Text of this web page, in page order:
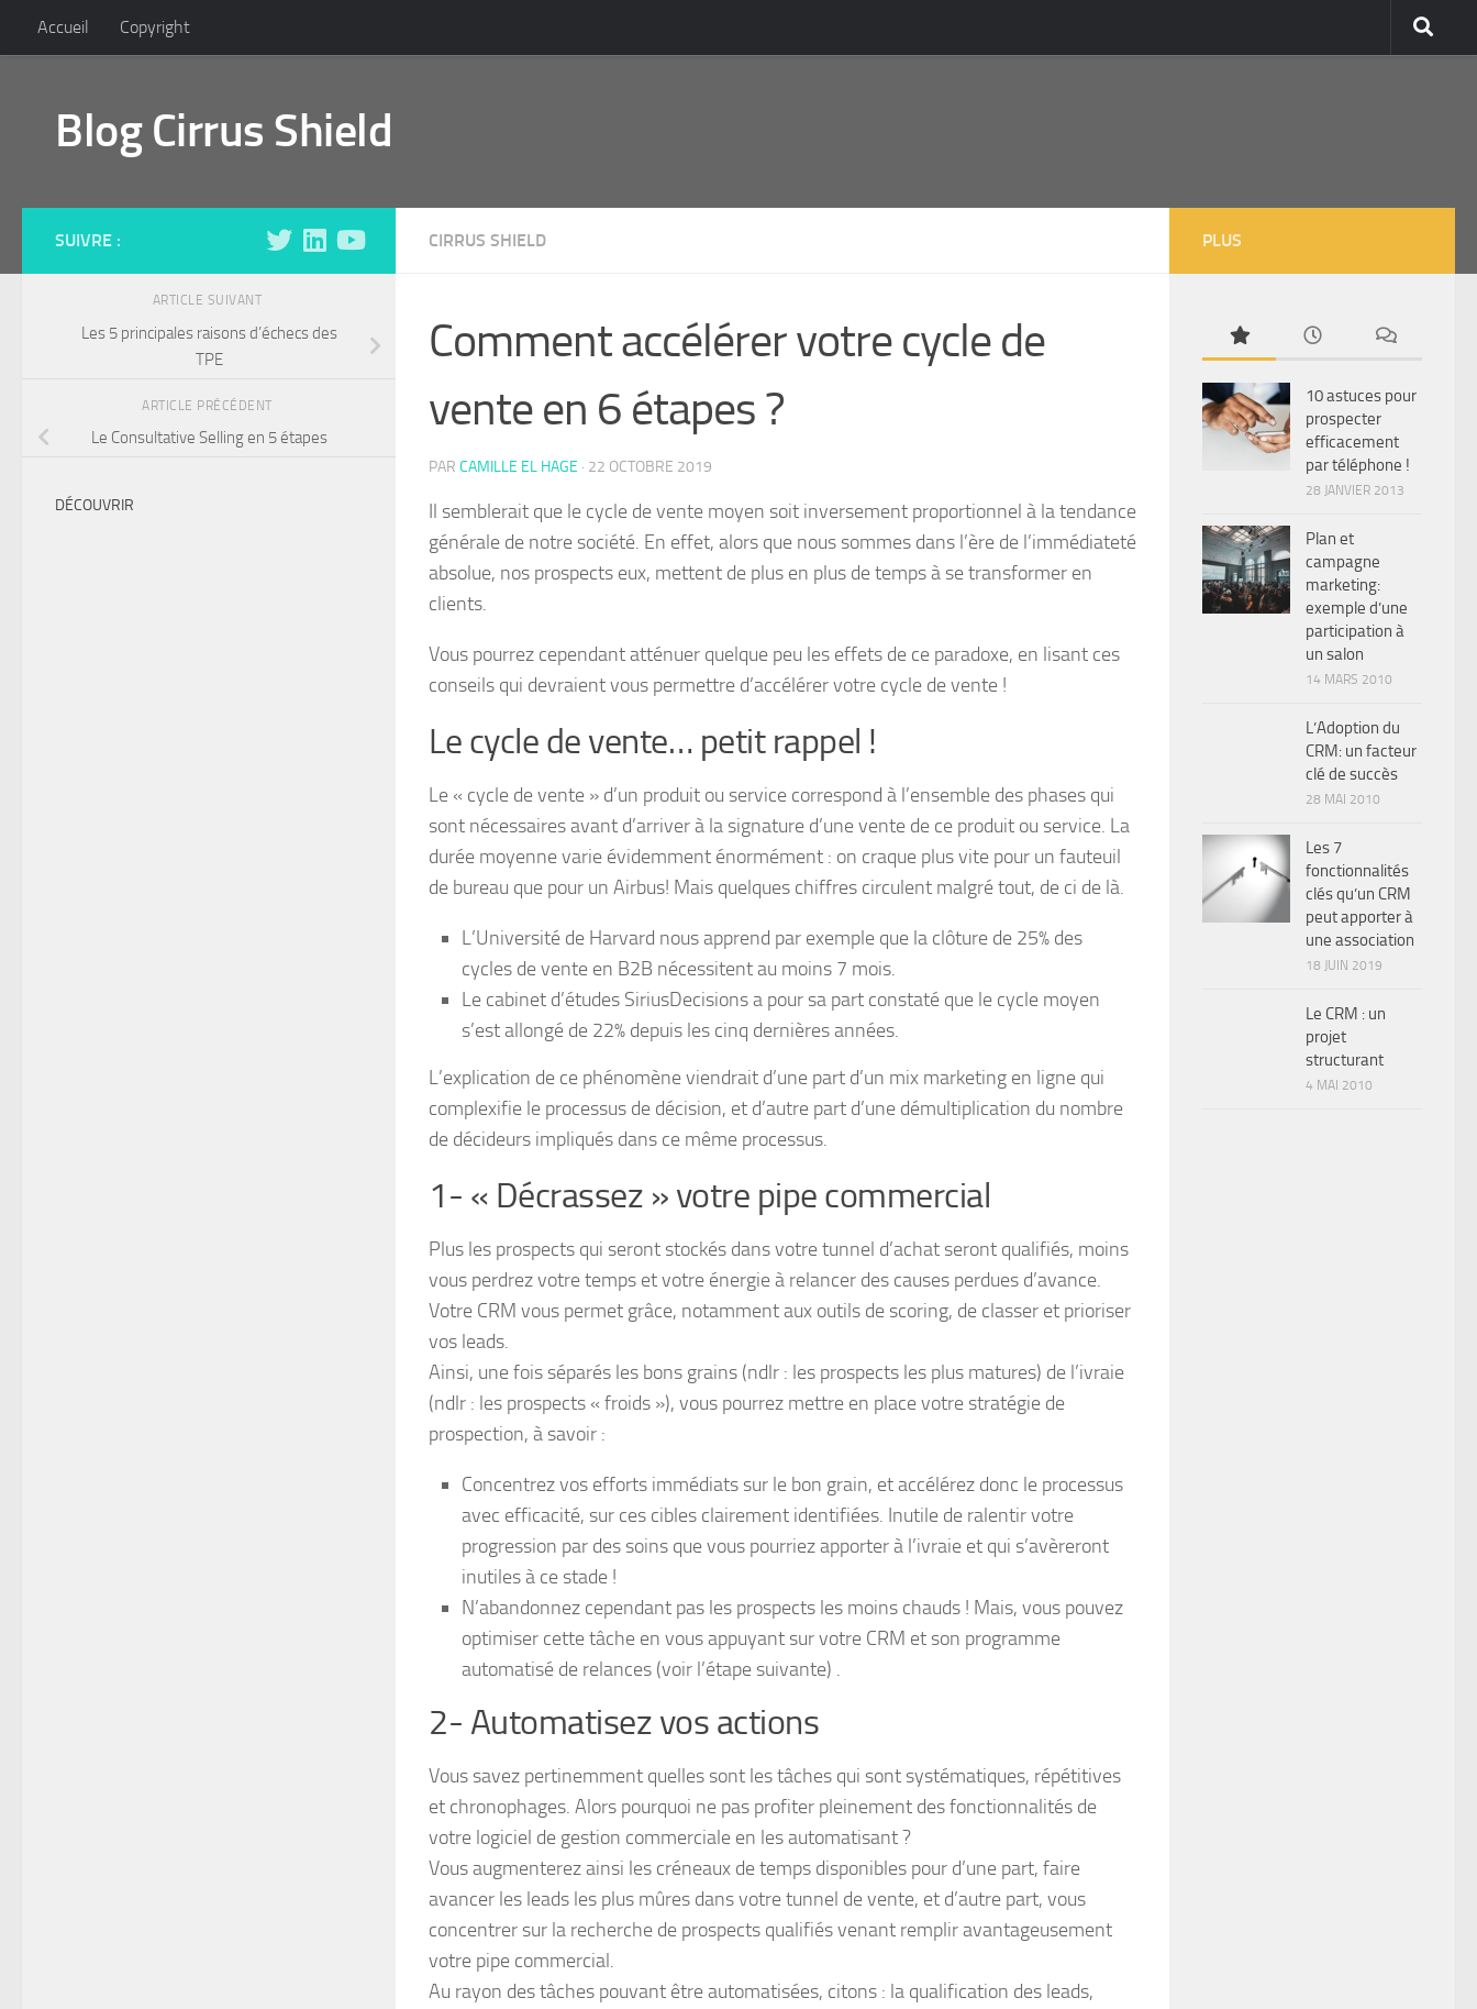
Skip to content
Accueil Copyright
Blog Cirrus Shield
CIRRUS SHIELD
Comment accélérer votre cycle de
vente en 6 étapes ?
PAR CAMILLE EL HAGE · 22 OCTOBRE 2019
Il semblerait que le cycle de vente moyen soit inversement proportionnel à la tendance
générale de notre société. En effet, alors que nous sommes dans l’ère de l’immédiateté
absolue, nos prospects eux, mettent de plus en plus de temps à se transformer en
clients.
Vous pourrez cependant atténuer quelque peu les effets de ce paradoxe, en lisant ces
conseils qui devraient vous permettre d’accélérer votre cycle de vente !
Le cycle de vente… petit rappel !
Le « cycle de vente » d’un produit ou service correspond à l’ensemble des phases qui
sont nécessaires avant d’arriver à la signature d’une vente de ce produit ou service. La
durée moyenne varie évidemment énormément : on craque plus vite pour un fauteuil
de bureau que pour un Airbus! Mais quelques chiffres circulent malgré tout, de ci de là.
L’Université de Harvard nous apprend par exemple que la clôture de 25% des
cycles de vente en B2B nécessitent au moins 7 mois.
Le cabinet d’études SiriusDecisions a pour sa part constaté que le cycle moyen
s’est allongé de 22% depuis les cinq dernières années.
L’explication de ce phénomène viendrait d’une part d’un mix marketing en ligne qui
complexifie le processus de décision, et d’autre part d’une démultiplication du nombre
de décideurs impliqués dans ce même processus.
1- « Décrassez » votre pipe commercial
Plus les prospects qui seront stockés dans votre tunnel d’achat seront qualifiés, moins
vous perdrez votre temps et votre énergie à relancer des causes perdues d’avance.
Votre CRM vous permet grâce, notamment aux outils de scoring, de classer et prioriser
vos leads.
Ainsi, une fois séparés les bons grains (ndlr : les prospects les plus matures) de l’ivraie
(ndlr : les prospects « froids »), vous pourrez mettre en place votre stratégie de
prospection, à savoir :
Concentrez vos efforts immédiats sur le bon grain, et accélérez donc le processus
avec efficacité, sur ces cibles clairement identifiées. Inutile de ralentir votre
progression par des soins que vous pourriez apporter à l’ivraie et qui s’avèreront
inutiles à ce stade !
N’abandonnez cependant pas les prospects les moins chauds ! Mais, vous pouvez
optimiser cette tâche en vous appuyant sur votre CRM et son programme
automatisé de relances (voir l’étape suivante) .
2- Automatisez vos actions
Vous savez pertinemment quelles sont les tâches qui sont systématiques, répétitives
et chronophages. Alors pourquoi ne pas profiter pleinement des fonctionnalités de
votre logiciel de gestion commerciale en les automatisant ?
Vous augmenterez ainsi les créneaux de temps disponibles pour d’une part, faire
avancer les leads les plus mûres dans votre tunnel de vente, et d’autre part, vous
concentrer sur la recherche de prospects qualifiés venant remplir avantageusement
votre pipe commercial.
Au rayon des tâches pouvant être automatisées, citons : la qualification des leads,
SUIVRE :
ARTICLE SUIVANT
Les 5 principales raisons d’échecs des
TPE
ARTICLE PRÉCÉDENT
Le Consultative Selling en 5 étapes
DÉCOUVRIR
PLUS
10 astuces pour
prospecter
efficacement
par téléphone !
28 JANVIER 2013
Plan et
campagne
marketing:
exemple d’une
participation à
un salon
14 MARS 2010
L’Adoption du
CRM: un facteur
clé de succès
28 MAI 2010
Les 7
fonctionnalités
clés qu’un CRM
peut apporter à
une association
18 JUIN 2019
Le CRM : un
projet
structurant
4 MAI 2010